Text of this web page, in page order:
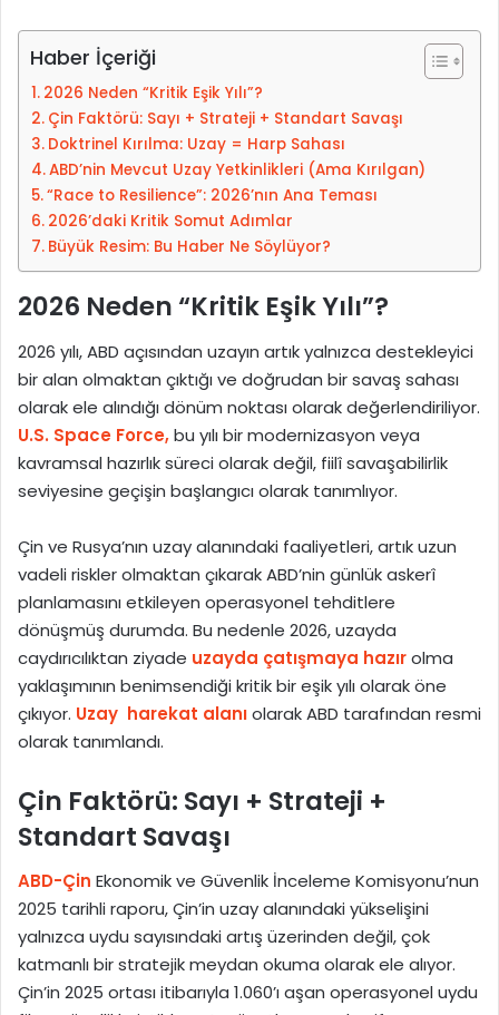
-
p
o
s
t
e
e
k
Haber İçeriği
2026 Neden “Kritik Eşik Yılı”?
Çin Faktörü: Sayı + Strateji + Standart Savaşı
Doktrinel Kırılma: Uzay = Harp Sahası
ABD’nin Mevcut Uzay Yetkinlikleri (Ama Kırılgan)
“Race to Resilience”: 2026’nın Ana Teması
2026’daki Kritik Somut Adımlar
Büyük Resim: Bu Haber Ne Söylüyor?
2026 Neden “Kritik Eşik Yılı”?
2026 yılı, ABD açısından uzayın artık yalnızca destekleyici
bir alan olmaktan çıktığı ve doğrudan bir savaş sahası
olarak ele alındığı dönüm noktası olarak değerlendiriliyor.
U.S. Space Force,bu yılı bir modernizasyon veya
kavramsal hazırlık süreci olarak değil, fiilî savaşabilirlik
seviyesine geçişin başlangıcı olarak tanımlıyor.
Çin ve Rusya’nın uzay alanındaki faaliyetleri, artık uzun
vadeli riskler olmaktan çıkarak ABD’nin günlük askerî
planlamasını etkileyen operasyonel tehditlere
dönüşmüş durumda. Bu nedenle 2026, uzayda
caydırıcılıktan ziyade uzayda çatışmaya hazırolma
yaklaşımının benimsendiği kritik bir eşik yılı olarak öne
çıkıyor. Uzay harekat alanıolarak ABD tarafından resmi
olarak tanımlandı.
Çin Faktörü: Sayı + Strateji +
Standart Savaşı
ABD-Çin Ekonomik ve Güvenlik İnceleme Komisyonu’nun
2025 tarihli raporu, Çin’in uzay alanındaki yükselişini
yalnızca uydu sayısındaki artış üzerinden değil, çok
katmanlı bir stratejik meydan okuma olarak ele alıyor.
Çin’in 2025 ortası itibarıyla 1.060’ı aşan operasyonel uydu